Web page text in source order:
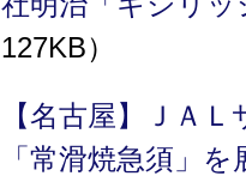
127KB）
【名古屋】ＪＡ
「常滑焼急須」を